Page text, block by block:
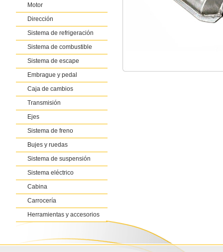
Motor
Dirección
Sistema de refrigeración
Sistema de combustible
Sistema de escape
Embrague y pedal
Caja de cambios
Transmisión
Ejes
Sistema de freno
Bujes y ruedas
Sistema de suspensión
Sistema eléctrico
Cabina
Carrocería
Herramientas y accesorios